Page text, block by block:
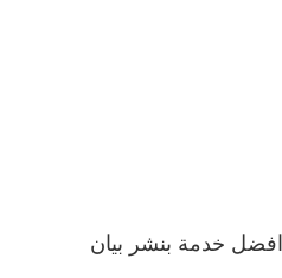
افضل خدمة بنشر بيان